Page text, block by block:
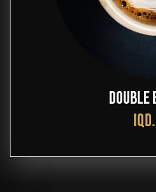
DOUBLE